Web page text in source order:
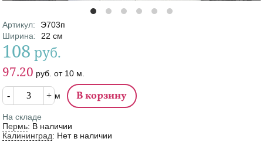
Артикул:
Э703п
Характеристики
Ширина: 22 см
Цена
108 руб.
Цена от
97.20 руб. от 10 м.
Кол-во
м
На складе
Пермь: В наличии
Калининград: Нет в наличии